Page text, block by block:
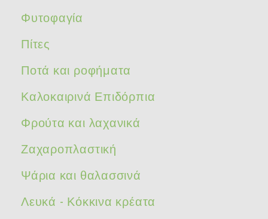
Φυτοφαγία
Πίτες
Ποτά και ροφήματα
Καλοκαιρινά Επιδόρπια
Φρούτα και λαχανικά
Ζαχαροπλαστική
Ψάρια και θαλασσινά
Λευκά - Κόκκινα κρέατα